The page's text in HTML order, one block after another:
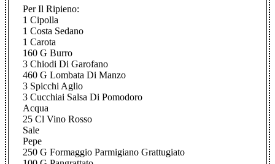
Per Il Ripieno:
1 Cipolla
1 Costa Sedano
1 Carota
160 G Burro
3 Chiodi Di Garofano
460 G Lombata Di Manzo
3 Spicchi Aglio
3 Cucchiai Salsa Di Pomodoro
Acqua
25 Cl Vino Rosso
Sale
Pepe
250 G Formaggio Parmigiano Grattugiato